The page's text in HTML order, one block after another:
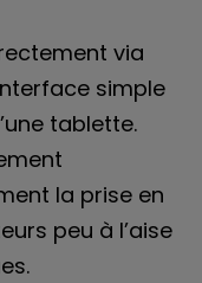
via
simple
tablette.
la prise en
peu à l’aise